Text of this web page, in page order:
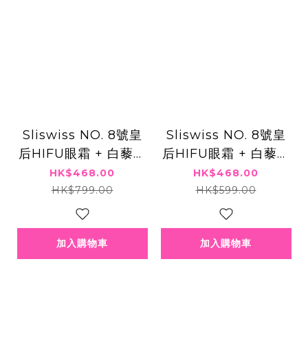
Sliswiss NO. 8號皇
后HIFU眼霜 + 白藜蘆
醇幹細胞電眼槍
HK$468.00
HK$799.00
加入購物車
Sliswiss NO. 8號皇
后HIFU眼霜 + 白藜蘆
醇爆水童顏HIFU gel
HK$468.00
HK$599.00
加入購物車